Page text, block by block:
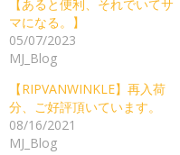
【あると便利、それでいてサ
マになる。】
05/07/2023
MJ_Blog
【RIPVANWINKLE】再入荷
分、ご好評頂いています。
08/16/2021
MJ_Blog